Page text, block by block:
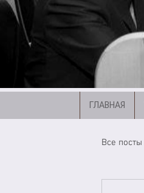
Все посты
ГЛАВНАЯ